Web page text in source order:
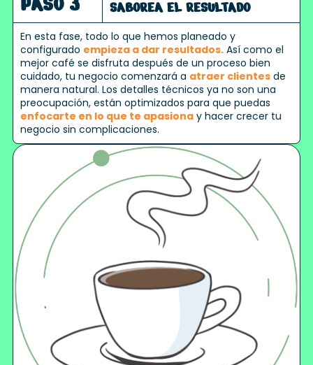
SABOREA EL RESULTADO
En esta fase, todo lo que hemos planeado y
configurado empieza a dar resultados.Así como el
mejor café se disfruta después de un proceso bien
cuidado, tu negocio comenzará a atraer clientesde
manera natural. Los detalles técnicos ya no son una
preocupación, están optimizados para que puedas
enfocarte en lo que te apasionay hacer crecer tu
negocio sin complicaciones.